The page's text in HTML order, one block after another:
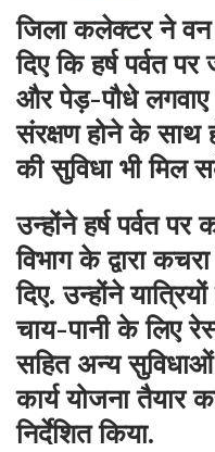
जिला कलेक्टर ने वन
दिए कि हर्ष पर्वत
और पेड़-पौधे लगवाए
संरक्षण होने के साथ
की सुविधा भी मिल
उन्होंने हर्ष पर्वत
विभाग के द्वारा
दिए. उन्होंने
चाय-पानी के लिए
सहित अन्य
कार्य योजना तैयार
निर्देशित किया.